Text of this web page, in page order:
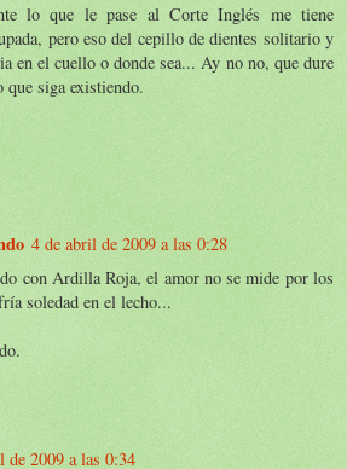
lo que le pase al Corte Inglés me tiene
pero eso del cepillo de dientes solitario y
en el cuello o donde sea... Ay no no, que dure
siga existiendo.
4 de abril de 2009 a las 0:28
con Ardilla Roja, el amor no se mide por los
soledad en el lecho...
de 2009 a las 0:34